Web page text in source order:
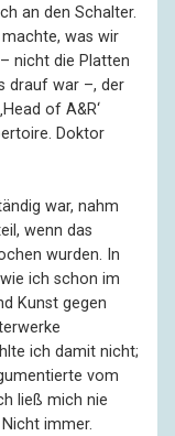
an den Schalter.
was wir
nicht die Platten
drauf war –, der
of A&R‘
Doktor
war, nahm
wenn das
wurden. In
ich schon im
Kunst gegen
ich damit nicht;
vom
ließ mich nie
immer.